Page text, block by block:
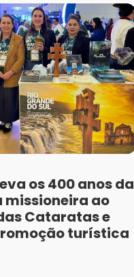
os 400 anos da
missioneira ao
Cataratas e
turística